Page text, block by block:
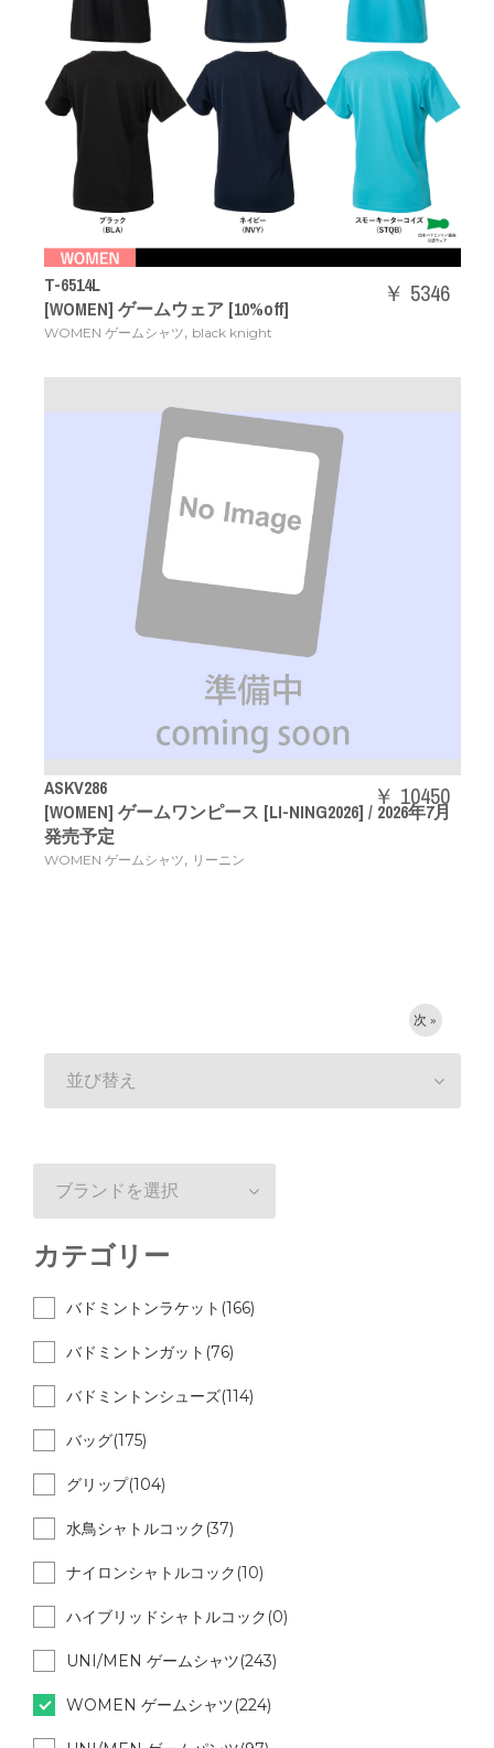
T-6514L
[WOMEN] ゲームウェア [10%off]
WOMEN ゲームシャツ, black knight
￥ 5346
ASKV286
[WOMEN] ゲームワンピース [LI-NING2026] / 2026年7月
発売予定
WOMEN ゲームシャツ, リーニン
￥ 10450
次 »
並び替え
ブランドを選択
カテゴリー
バドミントンラケット(166)
バドミントンガット(76)
バドミントンシューズ(114)
バッグ(175)
グリップ(104)
水鳥シャトルコック(37)
ナイロンシャトルコック(10)
ハイブリッドシャトルコック(0)
UNI/MEN ゲームシャツ(243)
WOMEN ゲームシャツ(224)